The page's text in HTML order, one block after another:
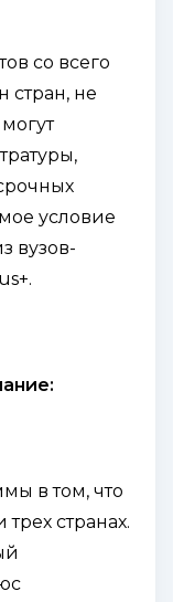
со всего
стран, не
условие
вузов-
в том, что
странах.